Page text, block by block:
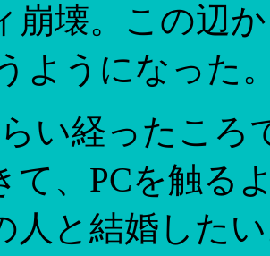
崩壊。この辺
ようになった
い経ったころ
て、PCを触る
人と結婚した